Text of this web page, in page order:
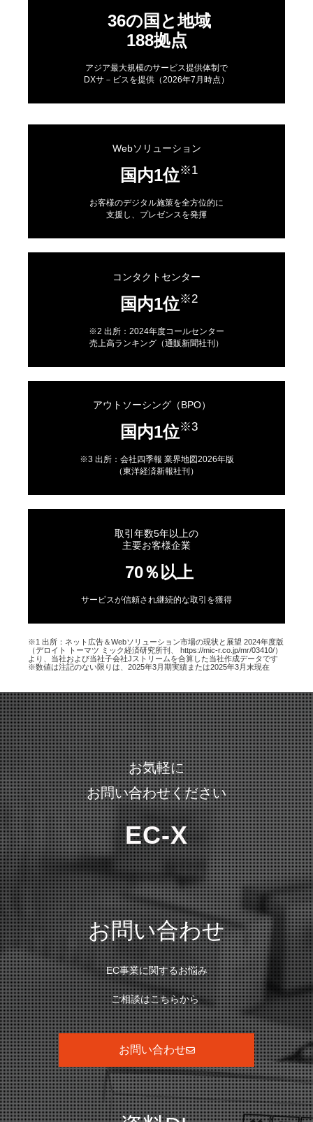
36の国と地域
188拠点
アジア最大規模のサービス提供体制で
DXサ－ビスを提供（2026年7月時点）
Webソリューション
国内1位※1
お客様のデジタル施策を全方位的に
支援し、プレゼンスを発揮
コンタクトセンター
国内1位※2
※2 出所：2024年度コールセンター
売上高ランキング（通販新聞社刊）
アウトソーシング（BPO）
国内1位※3
※3 出所：会社四季報 業界地図2026年版
（東洋経済新報社刊）
取引年数5年以上の
主要お客様企業
70％以上
サービスが信頼され継続的な取引を獲得
※1 出所：ネット広告＆Webソリューション市場の現状と展望 2024年度版
（デロイト トーマツ ミック経済研究所刊、 https://mic-r.co.jp/mr/03410/）
より、当社および当社子会社Jストリームを合算した当社作成データです
※数値は注記のない限りは、2025年3月期実績または2025年3月末現在
お気軽に
お問い合わせください
EC-X
お問い合わせ
EC事業に関するお悩み
ご相談はこちらから
お問い合わせ